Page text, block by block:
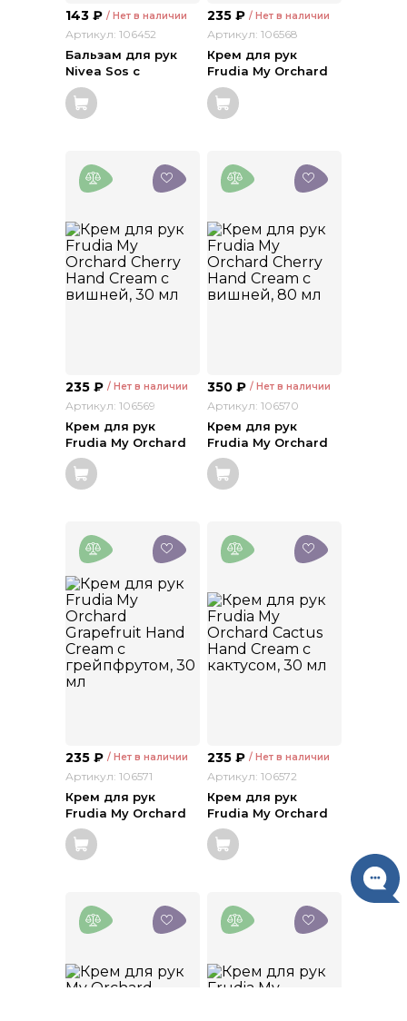
143 ₽ / Нет в наличии
Артикул: 106452
Бальзам для рук
Nivea Sos с
пантенолом, 75 мл
235 ₽ / Нет в наличии
Артикул: 106568
Крем для рук
Frudia My Orchard
Pineapple Hand
Cream c ананасом,
30 мл
235 ₽ / Нет в наличии
Артикул: 106569
Крем для рук
Frudia My Orchard
Cherry Hand Cream
c вишней, 30 мл
350 ₽ / Нет в наличии
Артикул: 106570
Крем для рук
Frudia My Orchard
Cherry Hand Cream
c вишней, 80 мл
235 ₽ / Нет в наличии
Артикул: 106571
Крем для рук
Frudia My Orchard
Grapefruit Hand
Cream c
грейпфрутом, 30 мл
235 ₽ / Нет в наличии
Артикул: 106572
Крем для рук
Frudia My Orchard
Cactus Hand Cream
c кактусом, 30 мл